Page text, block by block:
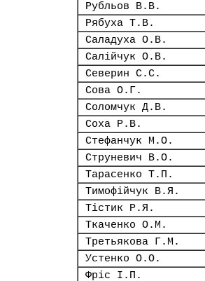
Рубльов В.В.
Рябуха Т.В.
Саладуха О.В.
Салійчук О.В.
Северин С.С.
Сова О.Г.
Соломчук Д.В.
Соха Р.В.
Стефанчук М.О.
Струневич В.О.
Тарасенко Т.П.
Тимофійчук В.Я.
Тістик Р.Я.
Ткаченко О.М.
Третьякова Г.М.
Устенко О.О.
Фріс І.П.